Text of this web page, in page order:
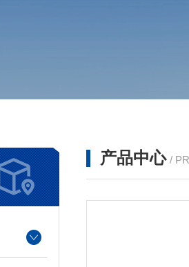
产品中心 /